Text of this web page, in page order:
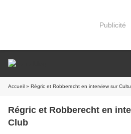
Publicité
Accueil » Régric et Robberecht en interview sur
Régric et Robberecht en
Club